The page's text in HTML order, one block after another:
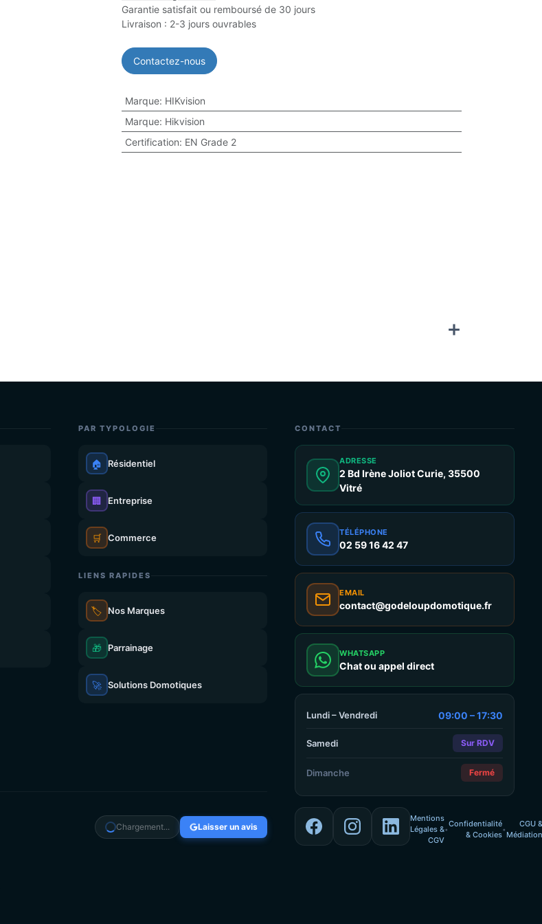
Garantie satisfait ou remboursé de 30 jours
Livraison : 2-3 jours ouvrables
Contactez-nous
Marque: HIKvision
Marque: Hikvision
Certification: EN Grade 2
PAR TYPOLOGIE
🏠 Résidentiel
🏢 Entreprise
🛒 Commerce
LIENS RAPIDES
🏷️ Nos Marques
🎁 Parrainage
🚀 Solutions Domotiques
Chargement... Laisser un avis
CONTACT
ADRESSE
2 Bd Irène Joliot Curie, 35500
Vitré
TÉLÉPHONE
02 59 16 42 47
EMAIL
contact@godeloupdomotique.fr
WHATSAPP
Chat ou appel direct
Lundi – Vendredi 09:00 – 17:30
Samedi Sur RDV
Dimanche Fermé
Mentions
Légales &
CGV
•
Confidentialité
& Cookies
•
CGU &
Médiation